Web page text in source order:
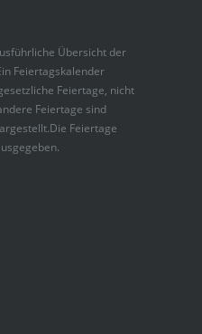
Übersicht der
Feiertagskalender
Feiertage, nicht
Feiertage sind
Feiertage